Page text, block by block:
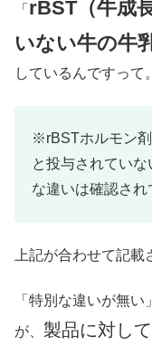
「 rBST（牛成
いない牛の牛
しているんですって。
※rBSTホルモン
と投与されてい
な違いは確認され
上記が合わせて記載
「特別な違いが無
が、 製品に対し